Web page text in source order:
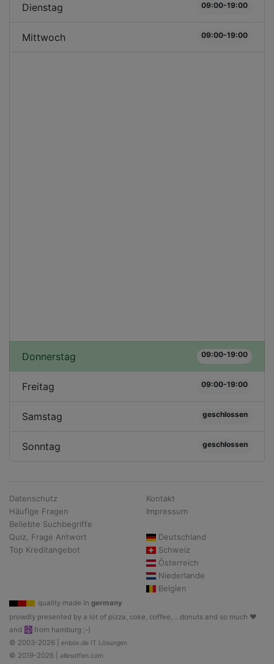
Dienstag 09:00-19:00
Mittwoch 09:00-19:00
Donnerstag 09:00-19:00
Freitag 09:00-19:00
Samstag geschlossen
Sonntag geschlossen
Datenschutz
Häufige Fragen
Beliebte Suchbegriffe
Quiz, Frage Antwort
Top Kreditangebot
Kontakt
Impressum
Deutschland
Schweiz
Österreich
Niederlande
Belgien
quality made in germany
prowdly presented by a lot of pizza, coke, coffee, .. donuts and so much ♥
and ☮ from hamburg ;-)
© 2003-2026 | enbox.de IT Lösungen
© 2019-2026 | allesoffen.com